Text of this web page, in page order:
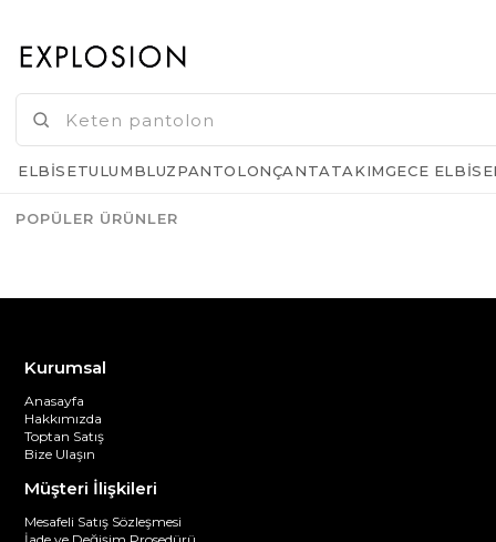
Kurumsal
Anasayfa
Hakkımızda
Toptan Satış
Bize Ulaşın
Müşteri İlişkileri
Mesafeli Satış Sözleşmesi
ELBISETULUMBLUZPANTOLONÇANTATAKIMGECE
POPÜLER ÜRÜNLER